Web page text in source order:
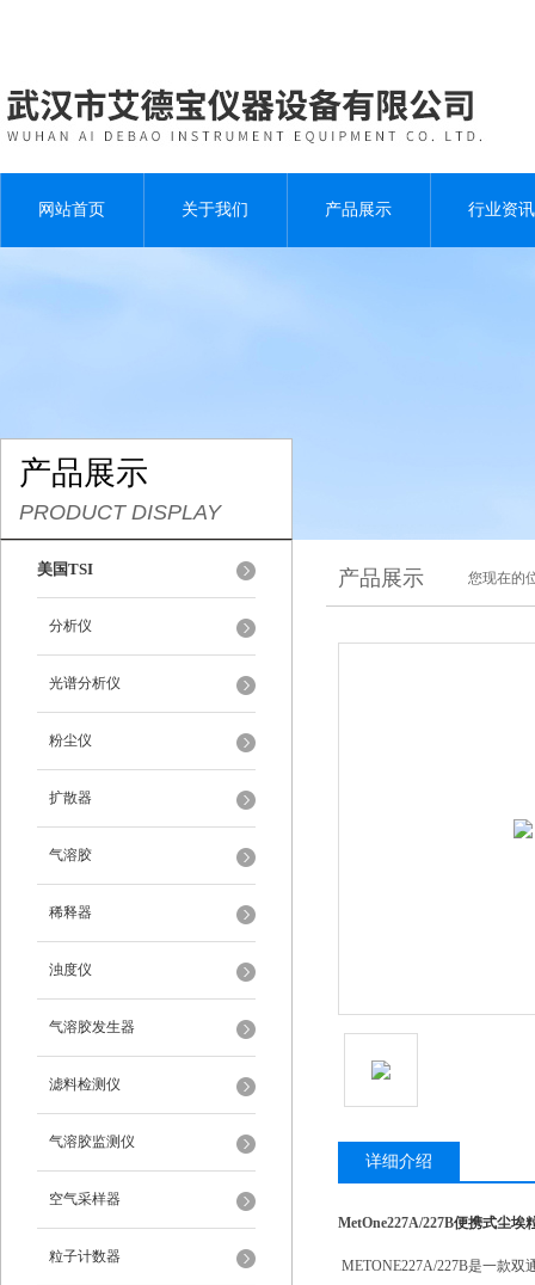
网站首页 关于我们 产品展示 行业资讯
产品展示
PRODUCT DISPLAY
美国TSI
分析仪
光谱分析仪
粉尘仪
扩散器
气溶胶
稀释器
浊度仪
气溶胶发生器
滤料检测仪
气溶胶监测仪
空气采样器
粒子计数器
产品展示 您现在的
详细介绍
MetOne227A/227B便携式尘埃
METONE227A/227B是一款双